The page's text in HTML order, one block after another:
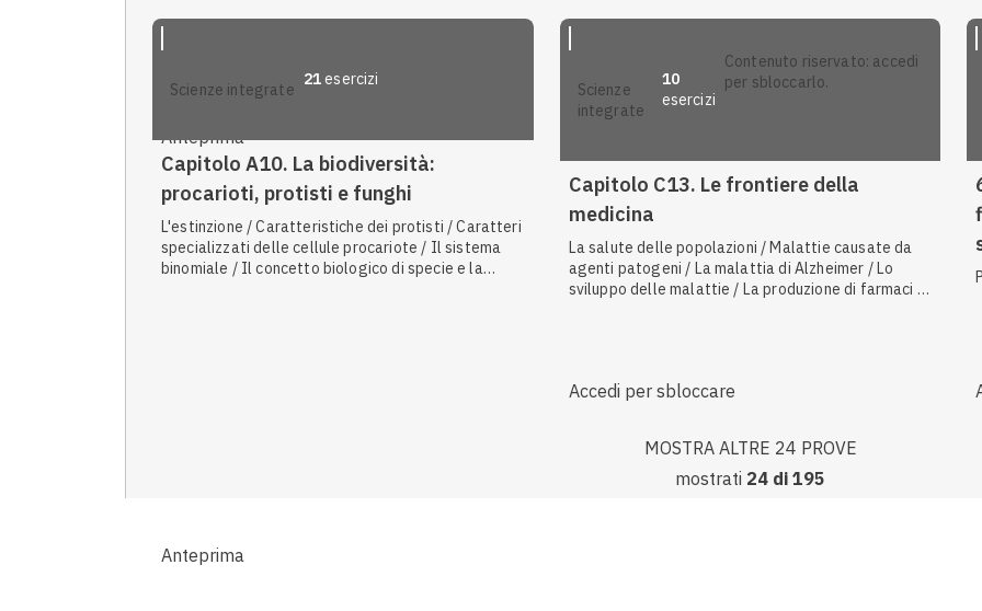
Anteprima
scienze integrate
21 esercizi
Capitolo A10. La biodiversità:
procarioti, protisti e funghi
L'estinzione / Caratteristiche dei protisti / Caratteri
specializzati delle cellule procariote / Il sistema
binomiale / Il concetto biologico di specie e la
Anteprima
scienze
integrate
10
esercizi
contenuto riservato: accedi
per sbloccarlo.
Capitolo C13. Le frontiere della
medicina
La salute delle popolazioni / Malattie causate da
agenti patogeni / La malattia di Alzheimer / Lo
sviluppo delle malattie / La produzione di farmaci e
autosomi
Accedi per sbloccare
MOSTRA ALTRE 24 PROVE
mostrati 24 di 195